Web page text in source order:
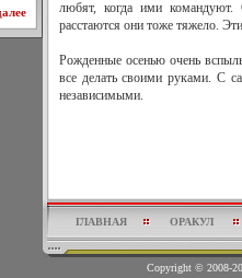
любят, когда ими
расстаются они тоже тяжело.
Рожденные осенью очень
все делать своими руками. С
независимыми.
ГЛАВНАЯ ОРАКУЛ
Copyright © 2008-